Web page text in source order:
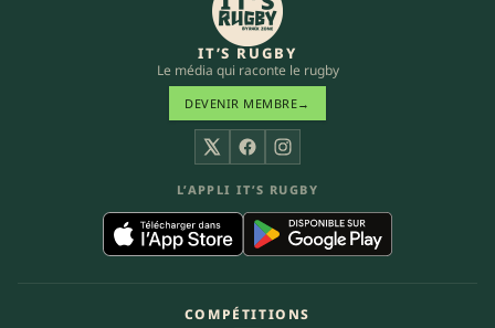
IT’S RUGBY
Le média qui raconte le rugby
DEVENIR MEMBRE→
X FacebookInstagram
L’APPLI IT’S RUGBY
COMPÉTITIONS